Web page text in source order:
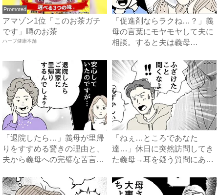
Promoted
アマゾン1位「このお茶ガチ
です」噂のお茶
ハーブ健康本舗
「促進剤ならラクね…？」義
母の言葉にモヤモヤして夫に
相談。すると夫は義母
「退院したら…」義母が里帰
りをすすめる驚きの理由と、
夫から義母への完璧な苦言
「ねぇ…ところであなた
達…」休日に突然訪問してき
た義母→耳を疑う質問にあ